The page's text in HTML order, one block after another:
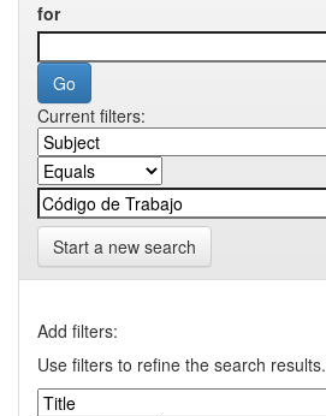
for
Current filters:
Start a new search
Add filters:
Use filters to refine the search results.